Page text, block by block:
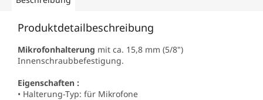
Produktdetailbeschreibung
Mikrofonhalterung mit ca. 15,8 mm (5/8")
Innenschraubbefestigung.
Eigenschaften :
• Halterung-Typ: für Mikrofone